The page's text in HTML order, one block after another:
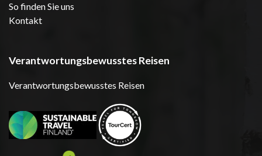
So finden Sie uns
Kontakt
Verantwortungsbewusstes Reisen
Verantwortungsbewusstes Reisen